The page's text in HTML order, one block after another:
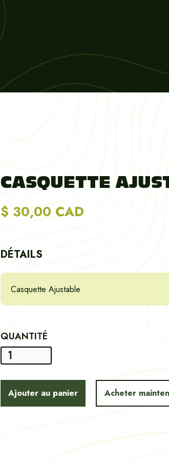
CASQUETTE
$ 30,00 CAD
DÉTAILS
Casquette Ajustable
QUANTITÉ
Acheter